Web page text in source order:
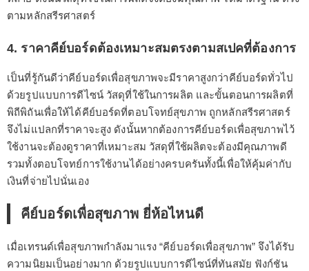
ตามหลักสรีรศาสตร์
4. ราคาคีย์บอร์ดต้องเหมาะสมตรงตามสเปคที่ต้องการ
เป็นที่รู้กันดีว่าคีย์บอร์ดเพื่อสุขภาพจะมีราคาสูงกว่าคีย์บอร์ดทั่วไป
ด้วยรูปแบบการดีไซน์ วัสดุที่ใช้ในการผลิต และขั้นตอนการผลิตที่
พิถีพิถันเพื่อให้ได้คีย์บอร์ดที่ตอบโจทย์สุขภาพ ถูกหลักสรีรศาสตร์
จึงไม่แปลกที่ราคาจะสูง ดังนั้นหากต้องการคีย์บอร์ดเพื่อสุขภาพไว้
ใช้งานจะต้องดูราคาที่เหมาะสม วัสดุที่ใช้ผลิตจะต้องมีคุณภาพดี
รวมทั้งตอบโจทย์การใช้งานได้อย่างครบครันทั้งนี้เพื่อให้คุ้มค่ากับ
เงินที่จ่ายไปนั่นเอง
คีย์บอร์ดเพื่อสุขภาพ ยี่ห้อไหนดี
เมื่อเทรนด์เพื่อสุขภาพกำลังมาแรง “คีย์บอร์ดเพื่อสุขภาพ” จึงได้รับ
ความนิยมเป็นอย่างมาก ด้วยรูปแบบการดีไซน์ที่ทันสมัย ฟังก์ชัน